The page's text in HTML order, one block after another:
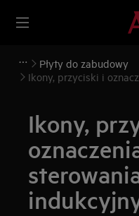
Płyty do zabudowy
Ikony, przyciski i
Ikony,